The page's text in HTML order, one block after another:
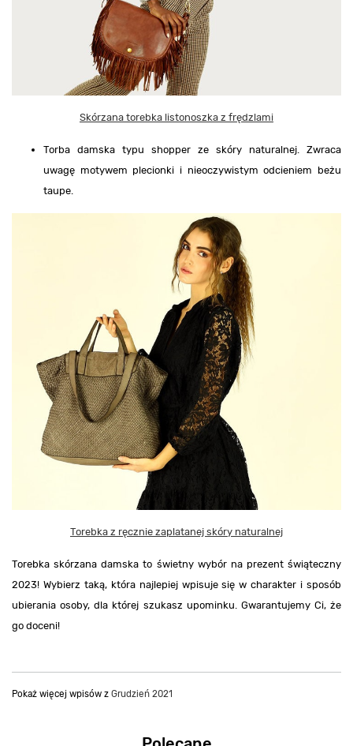
Skórzana torebka listonoszka z frędzlami
Torba damska typu shopper ze skóry naturalnej. Zwraca
uwagę motywem plecionki i nieoczywistym odcieniem beżu
taupe.
Torebka z ręcznie zaplatanej skóry naturalnej
Torebka skórzana damska to świetny wybór na prezent świąteczny
2023! Wybierz taką, która najlepiej wpisuje się w charakter i sposób
ubierania osoby, dla której szukasz upominku. Gwarantujemy Ci, że
go doceni!
Pokaż więcej wpisów z Grudzień 2021